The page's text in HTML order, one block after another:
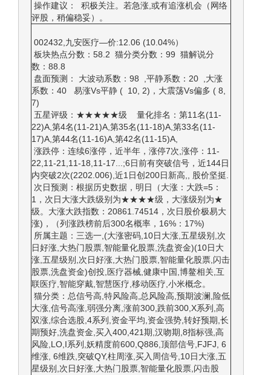
操作建议： 积极关注。若急涨,或有追涨机会（网络
评股，稍偏稳妥）。
002432,九安医疗—价:12.06 (10.04%）
板块热点分数：58.2 猫分类分数：99 猫解说分
数：88.8
盘面预测： 大波动系数：98 ,平静系数：20 ,大涨
系数：40 易涨Vs平静 ( 10, 2)，大震荡Vs偏多 ( 8,
7)
五星评级：★★★★★级 量化排名：第11名(11-
22)A,第4名(11-21)A,第35名(11-18)A,第33名(11-
17)A,第44名(11-16)A,第42名(11-15)A,
涨跌停：连续6涨停，近半年，涨停7次,涨停：11-
22,11-21,11-18,11-17...;6日前有突破信号，近144日
内突破2次(2202.006),近1日创200日新高,, 股价坚挺.
次日预测：根据历史数据，明日（大涨：大跌=5：
1，次日大涨大跌级别为★★★★级，大涨级别为★
级。大涨大跌指数：20861.74514，次日股价极易大
涨)，（列涨跌榜前后300名概率，16%：17%)
所属主题：三选一,(大涨密码,10日大涨,五星级别,次
日好涨,大热门股票,智能量化股票,洗盘资金)(10日大
涨,五星级别,次日好涨,大热门股票,智能量化股票,闪击
股票,洗盘资金)创投,医疗器械,健康中国,博鳌相关,互
联医疗,智能穿戴,智慧医疗,移动医疗,小米概念。
猫分类：总信号高,特风险高,总风险高,预期波澜,险低
大涨,信号高涨,弱强分离,涨前300,跌前300,X系列,高
双涨,综合选股,4系列,资金平均,资金强势,转好预期,长
期预好,洗盘资金,买入400,421期,汉吻期,8指标强,高
风险,LO,I系列,妖精度前600,Q886,顶部信号,FJFJ, 6
维涨, 6维跌,突破QY,柱周涨,买入周信号,10日大涨,五
星级别,次日好涨,大热门股票,智能量化股票,闪击股